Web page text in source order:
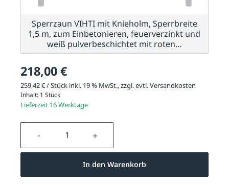
218,00 €
259,42 € / Stück inkl. 19 % MwSt., zzgl. evtl.Versandkosten
Inhalt: 1 Stück
Lieferzeit 16 Werktage
Produkt Anzahl: Gib den
In den Warenkorb
Sperrzaun VIHTI mit Knieholm, Sperrbreite
1,5 m, zum Einbetonieren, feuerverzinkt und
weiß pulverbeschichtet mit roten…